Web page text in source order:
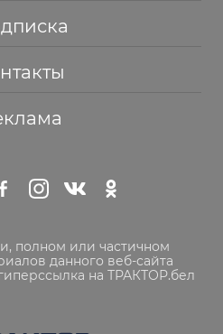
полном или частичном
данного веб-сайта
на ТРАКТОР.бел